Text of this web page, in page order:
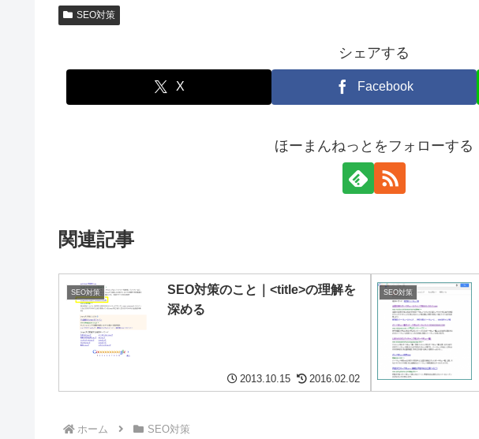
SEO対策
シェアする
X Facebook
ほーまんねっとをフォローする
関連記事
SEO対策
SEO対策のこと｜<title>の理解を
深める
2013.10.15 2016.02.02
SEO対策
ホーム SEO対策